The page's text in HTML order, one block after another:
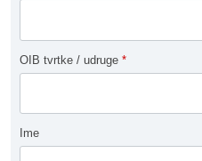
OIB tvrtke / udruge *
Ime